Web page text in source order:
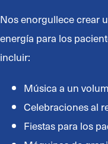
Nos enorgullece crear
energía para los
incluir:
Música a un
Celebraciones al
Fiestas para los